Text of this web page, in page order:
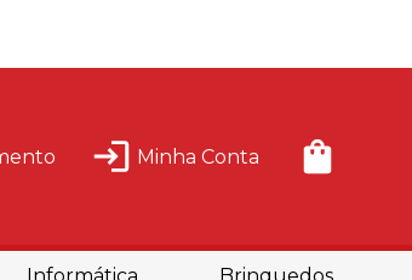
Minha Conta
Informática Brinquedos